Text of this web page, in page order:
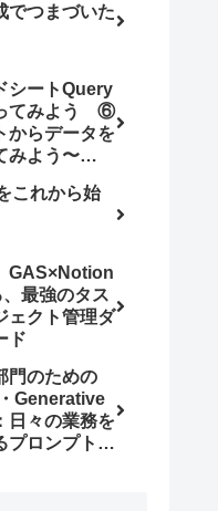
でつまづいた
シートQuery
てみよう ⑥
からデータを
みよう〜
〜
これから始
GAS×Notion
最強のタス
ェクト管理ダ
ド
門のための
Generative
日々の業務を
プロンプト5